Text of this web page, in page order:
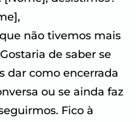
não tivemos mais
de saber se
dar como encerrada
ou se ainda faz
Fico à